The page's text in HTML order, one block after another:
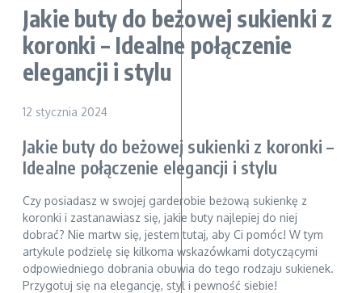
Jakie buty do beżowej sukienki z
koronki – Idealne połączenie
elegancji i stylu
12 stycznia 2024
Jakie buty do beżowej sukienki z koronki –
Idealne połączenie elegancji i stylu
Czy posiadasz w swojej garderobie beżową sukienkę z
koronki i zastanawiasz się, jakie buty najlepiej do niej
dobrać? Nie martw się, jestem tutaj, aby Ci pomóc! W tym
artykule podzielę się kilkoma wskazówkami dotyczącymi
odpowiedniego dobrania obuwia do tego rodzaju sukienek.
Przygotuj się na elegancję, styl i pewność siebie!